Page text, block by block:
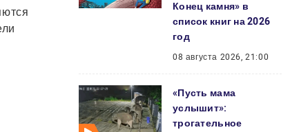
Конец камня» в
список книг на 2026
год
08 августа 2026, 21:00
«Пусть мама
услышит»:
трогательное